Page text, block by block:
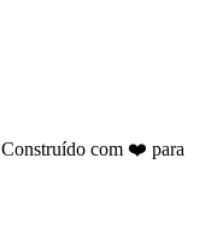
Construído com ❤️ para